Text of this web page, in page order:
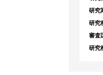
研究
研究
審査
研究